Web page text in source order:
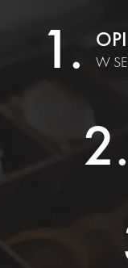
W